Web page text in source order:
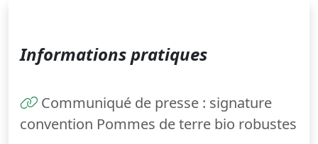
Informations pratiques
Communiqué de presse : signature
convention Pommes de terre bio robustes